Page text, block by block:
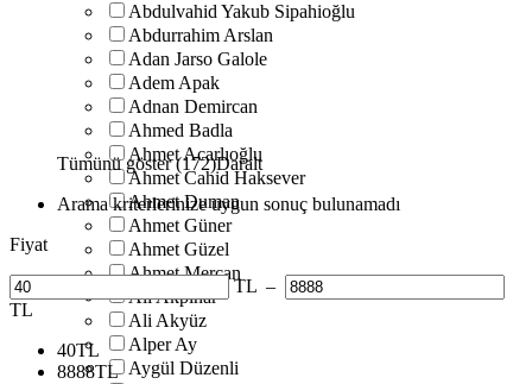
Abdulvahid Yakub Sipahioğlu
Abdurrahim Arslan
Adan Jarso Galole
Adem Apak
Adnan Demircan
Ahmed Badla
Ahmet Acarlıoğlu
Ahmet Cahid Haksever
Ahmet Duman
Ahmet Güner
Ahmet Güzel
Ahmet Mercan
Ali Akpınar
Ali Akyüz
Alper Ay
Aygül Düzenli
Tümünü göster (172)Daralt
Arama kriterlerinize uygun sonuç bulunamadı
Fiyat
TL –
TL
40TL
8888TL